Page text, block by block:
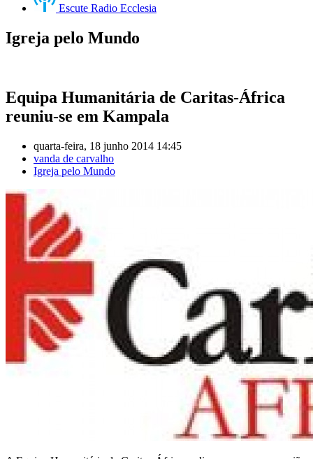
Escute Radio Ecclesia
Igreja pelo Mundo
Equipa Humanitária de Caritas-África
reuniu-se em Kampala
quarta-feira, 18 junho 2014 14:45
vanda de carvalho
Igreja pelo Mundo